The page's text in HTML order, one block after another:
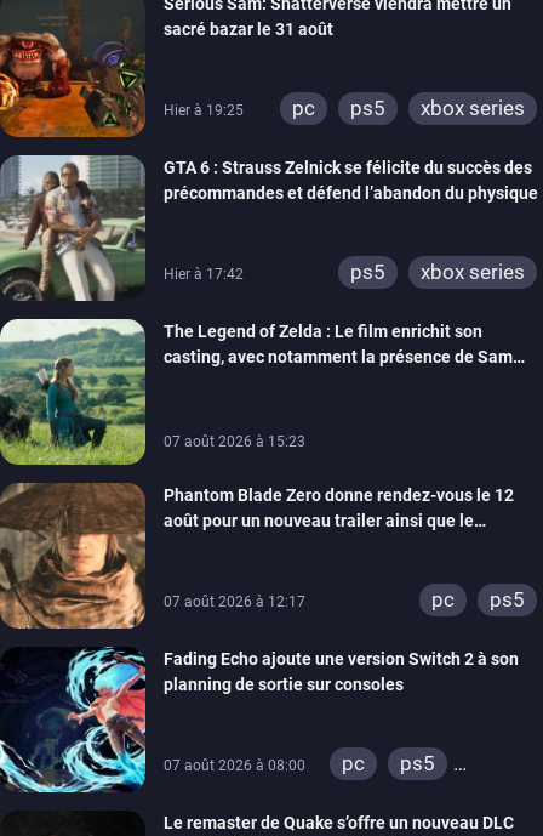
xbox one switch 2
sacré bazar le 31 août
Hier à 19:25 pc ps5 xbox series
GTA 6 : Strauss Zelnick se félicite du succès des
précommandes et défend l’abandon du physique
Hier à 17:42 ps5 xbox series
The Legend of Zelda : Le film enrichit son
casting, avec notamment la présence de Sam
07 août 2026 à 15:23
Phantom Blade Zero donne rendez-vous le 12
août pour un nouveau trailer ainsi que le
07 août 2026 à 12:17 pc ps5
Fading Echo ajoute une version Switch 2 à son
planning de sortie sur consoles
07 août 2026 à 08:00 pc
ps5
Le remaster de Quake s’offre un nouveau DLC